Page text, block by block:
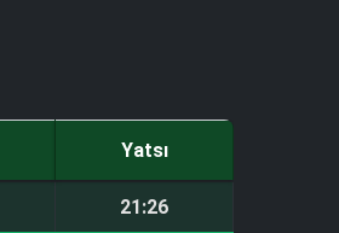
Yatsı
21:26